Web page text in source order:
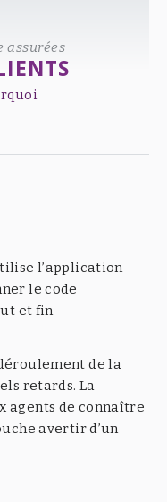
assurées
l’application
le code
et fin
de la
retards. La
agents de connaître
avertir d’un